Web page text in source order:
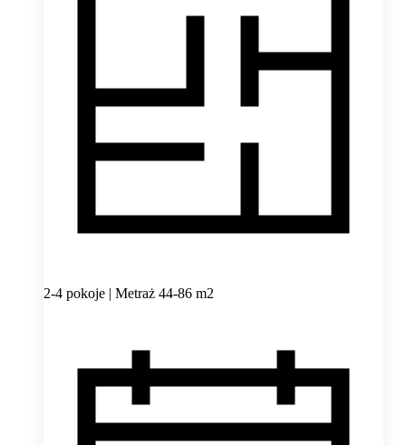
2-4 pokoje | Metraż 44-86 m2